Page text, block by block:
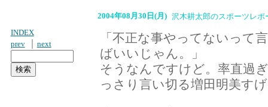
INDEX
prev｜ next
2004年08月30日(月) 沢木耕太郎のスポーツレポ
「不正な事やってないって
ばいいじゃん。」
そうなんですけど。率直過
っさり言い切る増田明美す